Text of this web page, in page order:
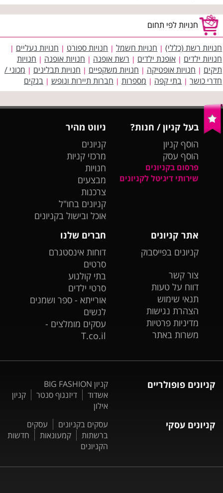
חנויות לפי תחום
חנויות רשת (כללי) | חנויות חשמל | חנויות ספורט | חנויות נעליים |
חנויות ילדים | אופנת ילדים | רשת אופנה | חנויות אופנה | חנויות
תיקים | חנויות אופטיקה | חנויות משקפיים | חנויות תבלינים | מכוני /
חדרי כושר | בתי קפה | מספרות | חברות תיירות ונופש | בנקים
בעל קניון / חנות?
הוסף קניון
הוסף עסק
פרסום בקניונים
שירותי דיגיטל לקניונים
ניווט מהיר
קניונים
מרכזי קניות
חנויות
מבצעים
צרכנות
קניונים בחו"ל
אוכל ובישול בקניונים
אתר קניונים
קניונים בפייסבוק
צור קשר
דווח על טעות
תנאי שימוש
הצהרת נגישות
מדיניות פרטיות
משרות באתר
חברים שלנו
דוחות אינסטגרם
סרטים
בתי קולנוע
סרטי ילדים
אורייתא - ספר ושמנים
לנשים
עסקים מומלצים -
T.co.il
קניונים פופולריים
קניון BIG FASHION
אשדוד
דיזנגוף סנטר
קניון
אילון
קניונים עסקי עסקים בקניונים
עסקים
ברשתות
קמעונאות
חדשות
הקניונים